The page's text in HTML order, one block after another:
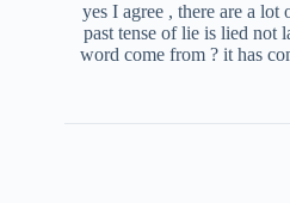
yes I agree , there are a
past tense of lie is lied not
word come from ? it has